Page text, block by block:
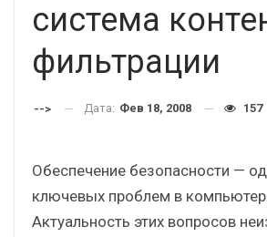
система
фильтрации
--> Дата: Фев 18, 2008 157
Обеспечение безопасности —
ключевых проблем в
Актуальность этих вопросов